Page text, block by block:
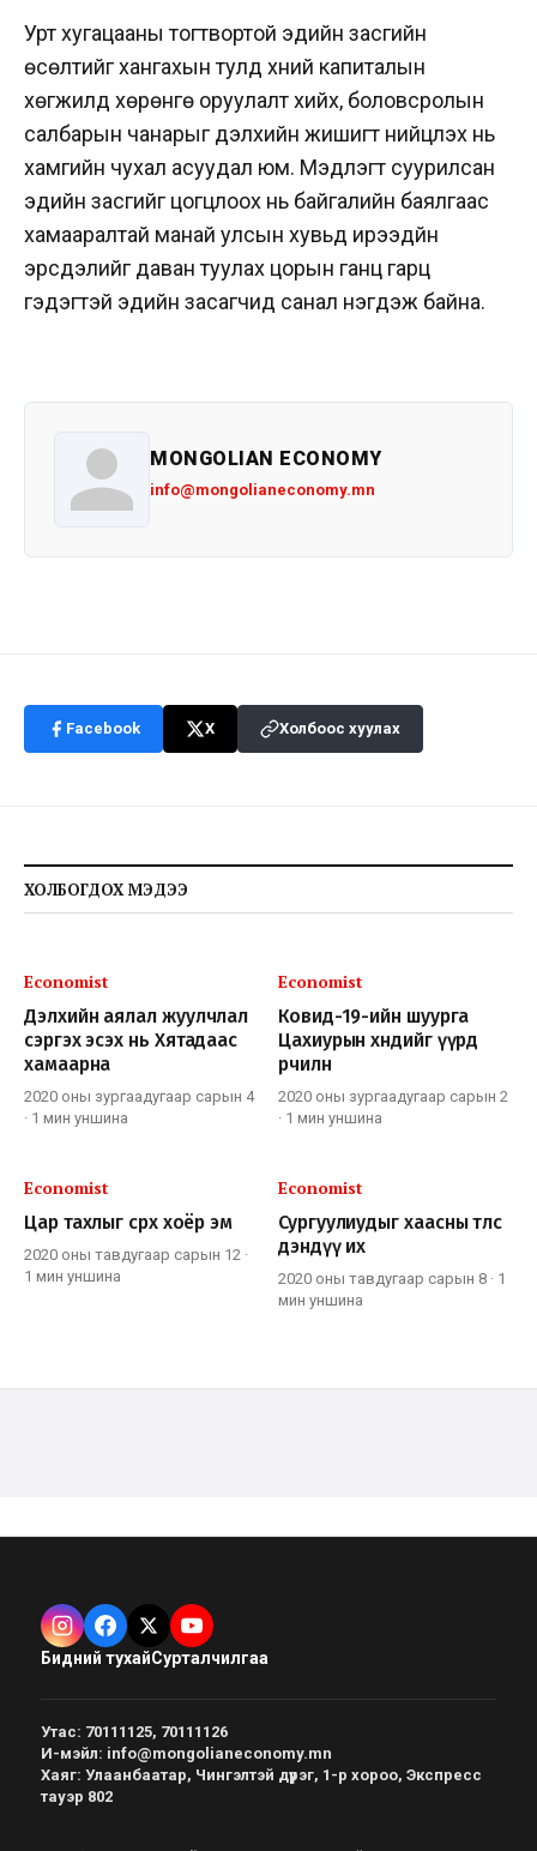
Урт хугацааны тогтвортой эдийн засгийн
өсөлтийг хангахын тулд хүний капиталын
хөгжилд хөрөнгө оруулалт хийх, боловсролын
салбарын чанарыг дэлхийн жишигт нийцүүлэх нь
хамгийн чухал асуудал юм. Мэдлэгт суурилсан
эдийн засгийг цогцлоох нь байгалийн баялгаас
хамааралтай манай улсын хувьд ирээдүйн
эрсдэлийг даван туулах цорын ганц гарц
гэдэгтэй эдийн засагчид санал нэгдэж байна.
MONGOLIAN ECONOMY
info@mongolianeconomy.mn
Facebook X Холбоос хуулах
ХОЛБОГДОХ МЭДЭЭ
Economist
Дэлхийн аялал жуулчлал
сэргэх эсэх нь Хятадаас
хамаарна
2020 оны зургаадугаар сарын 4
· 1 мин уншина
Economist
Ковид-19-ийн шуурга
Цахиурын хөндийг үүрд
өөрчилнө
2020 оны зургаадугаар сарын 2
· 1 мин уншина
Economist
Цар тахлыг сөрөх хоёр эм
2020 оны тавдугаар сарын 12 ·
1 мин уншина
Economist
Сургуулиудыг хаасны төлөөс
дэндүү их
2020 оны тавдугаар сарын 8 · 1
мин уншина
Бидний тухайСурталчилгаа
Утас: 70111125, 70111126
И-мэйл: info@mongolianeconomy.mn
Хаяг: Улаанбаатар, Чингэлтэй дүүрэг, 1-р хороо, Экспресс
тауэр 802